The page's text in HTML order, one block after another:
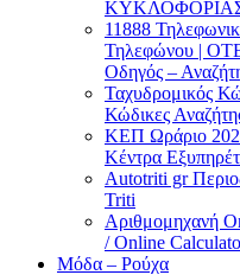
ΚΥΚΛΟΦΟΡΙΑΣ
11888
Τηλεφώνου |
Οδηγός –
Ταχυδρομικός
Κώδικες
ΚΕΠ Ωράριο
Κέντρα
Autotriti gr
Triti
Αριθμομηχανή
/ Online
Μόδα – Ρούχα